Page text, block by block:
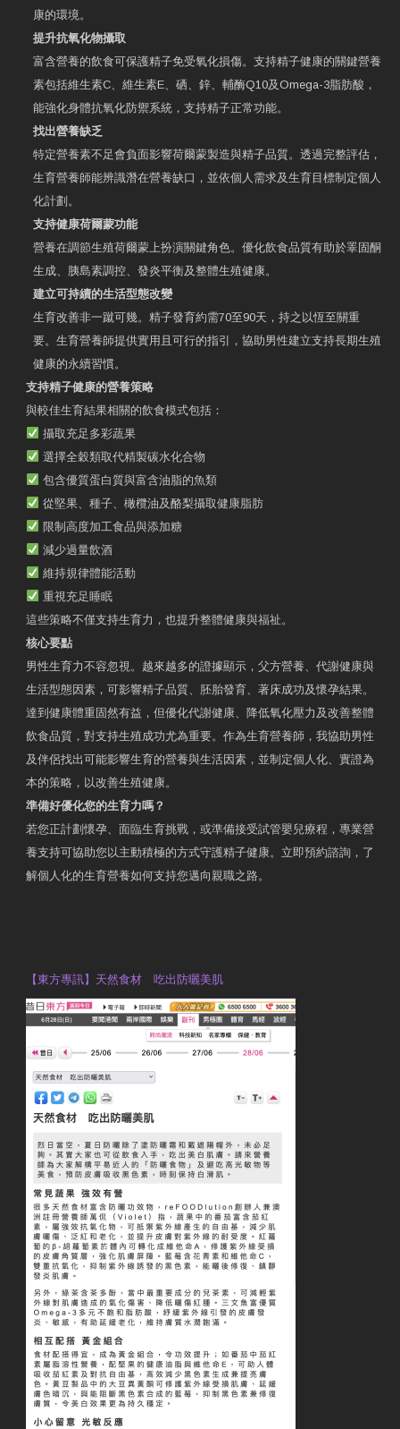
康的環境。
提升抗氧化物攝取
富含營養的飲食可保護精子免受氧化損傷。支持精子健康的關鍵營養
素包括維生素C、維生素E、硒、鋅、輔酶Q10及Omega-3脂肪酸，
能強化身體抗氧化防禦系統，支持精子正常功能。
找出營養缺乏
特定營養素不足會負面影響荷爾蒙製造與精子品質。透過完整評估，
生育營養師能辨識潛在營養缺口，並依個人需求及生育目標制定個人
化計劃。
支持健康荷爾蒙功能
營養在調節生殖荷爾蒙上扮演關鍵角色。優化飲食品質有助於睪固酮
生成、胰島素調控、發炎平衡及整體生殖健康。
建立可持續的生活型態改變
生育改善非一蹴可幾。精子發育約需70至90天，持之以恆至關重
要。生育營養師提供實用且可行的指引，協助男性建立支持長期生殖
健康的永續習慣。
支持精子健康的營養策略
與較佳生育結果相關的飲食模式包括：
攝取充足多彩蔬果
選擇全穀類取代精製碳水化合物
包含優質蛋白質與富含油脂的魚類
從堅果、種子、橄欖油及酪梨攝取健康脂肪
限制高度加工食品與添加糖
減少過量飲酒
維持規律體能活動
重視充足睡眠
這些策略不僅支持生育力，也提升整體健康與福祉。
核心要點
男性生育力不容忽視。越來越多的證據顯示，父方營養、代謝健康與
生活型態因素，可影響精子品質、胚胎發育、著床成功及懷孕結果。
達到健康體重固然有益，但優化代謝健康、降低氧化壓力及改善整體
飲食品質，對支持生殖成功尤為重要。作為生育營養師，我協助男性
及伴侶找出可能影響生育的營養與生活因素，並制定個人化、實證為
本的策略，以改善生殖健康。
準備好優化您的生育力嗎？
若您正計劃懷孕、面臨生育挑戰，或準備接受試管嬰兒療程，專業營
養支持可協助您以主動積極的方式守護精子健康。立即預約諮詢，了
解個人化的生育營養如何支持您邁向親職之路。
【東方專訊】天然食材 吃出防曬美肌